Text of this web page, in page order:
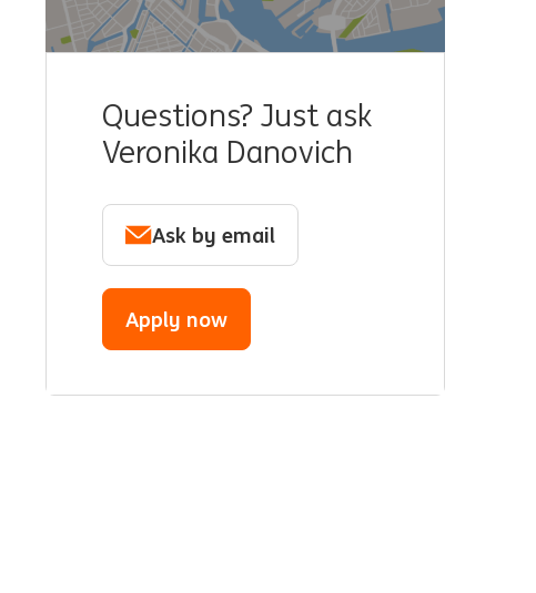
Questions? Just ask
Veronika Danovich
Ask by email
Apply now